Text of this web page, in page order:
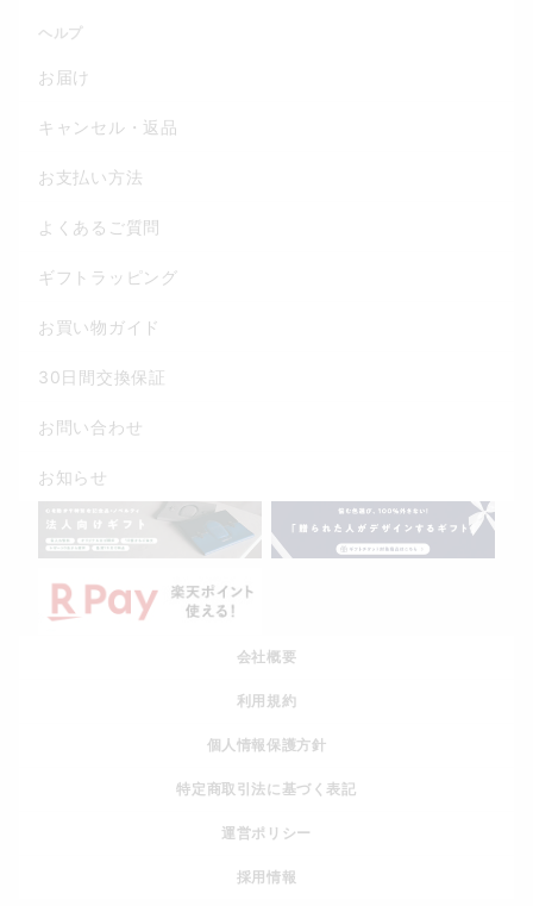
ヘルプ
お届け
キャンセル・返品
お支払い方法
よくあるご質問
ギフトラッピング
お買い物ガイド
30日間交換保証
お問い合わせ
お知らせ
会社概要
利用規約
個人情報保護方針
特定商取引法に基づく表記
運営ポリシー
採用情報